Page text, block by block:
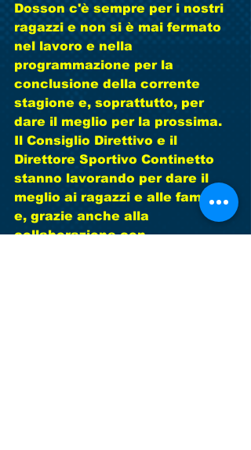
Dosson c'è sempre per i nostri
ragazzi e non si è mai fermato
nel lavoro e nella
programmazione per la
conclusione della corrente
stagione e, soprattutto, per
dare il meglio per la prossima.
Il Consiglio Direttivo e il
Direttore Sportivo Continetto
stanno lavorando per dare il
meglio ai ragazzi e alle famiglie
e, grazie anche alla
collaborazione con